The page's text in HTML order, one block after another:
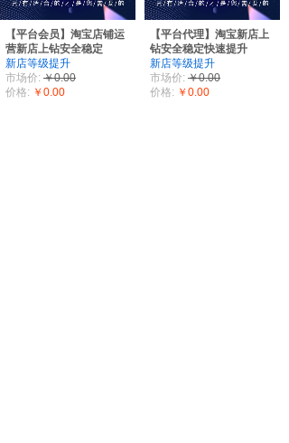
【平台会员】淘宝店铺运
营新店上钻安全稳定
新店等级提升
市场价: ￥0.00
价格: ￥0.00
【平台代理】淘宝新店上
钻安全稳定快速提升
新店等级提升
市场价: ￥0.00
价格: ￥0.00